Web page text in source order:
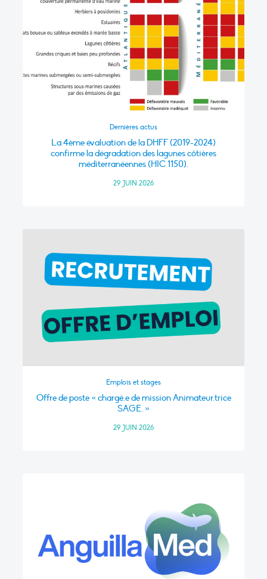
Dernières actus
La 4ème évaluation de la DHFF (2019-2024)
confirme la dégradation des lagunes côtières
méditerranéennes (HIC 1150).
29 JUIN 2026
Emplois et stages
Offre de poste « chargé.e de mission Animateur.trice
SAGE. »
29 JUIN 2026